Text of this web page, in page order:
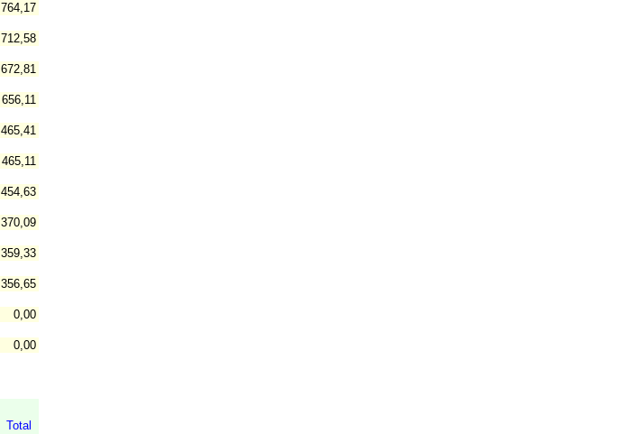
764,17
712,58
672,81
656,11
465,41
465,11
454,63
370,09
359,33
356,65
0,00
0,00
Total